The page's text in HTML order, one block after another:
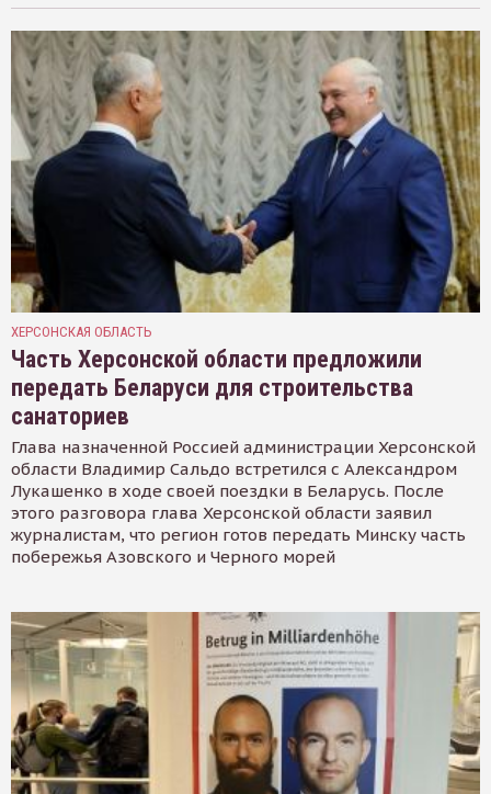
ХЕРСОНСКАЯ ОБЛАСТЬ
Часть Херсонской области предложили
передать Беларуси для строительства
санаториев
Глава назначенной Россией администрации Херсонской
области Владимир Сальдо встретился с Александром
Лукашенко в ходе своей поездки в Беларусь. После
этого разговора глава Херсонской области заявил
журналистам, что регион готов передать Минску часть
побережья Азовского и Черного морей